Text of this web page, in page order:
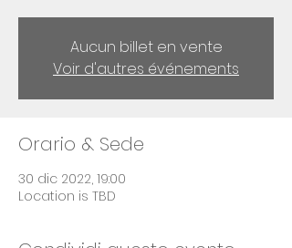
Aucun billet en vente
Voir d'autres événements
Orario & Sede
30 dic 2022, 19:00
Location is TBD